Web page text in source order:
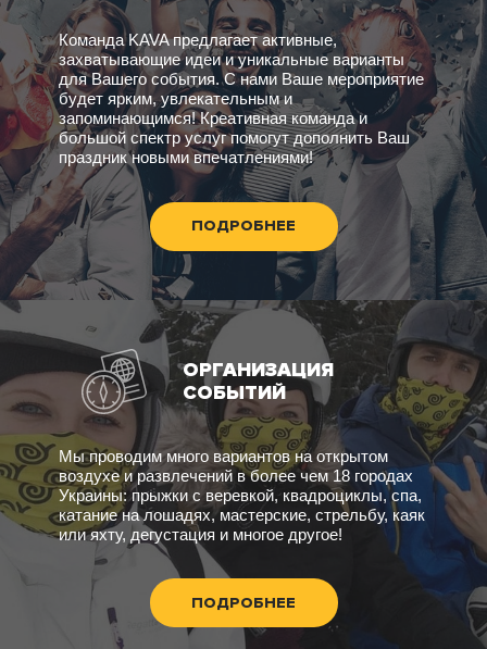
Команда KAVA предлагает активные,
захватывающие идеи и уникальные варианты
для Вашего события. С нами Ваше мероприятие
будет ярким, увлекательным и
запоминающимся! Креативная команда и
большой спектр услуг помогут дополнить Ваш
праздник новыми впечатлениями!
ПОДРОБНЕЕ
ОРГАНИЗАЦИЯ
СОБЫТИЙ
Мы проводим много вариантов на открытом
воздухе и развлечений в более чем 18 городах
Украины: прыжки с веревкой, квадроциклы, спа,
катание на лошадях, мастерские, стрельбу, каяк
или яхту, дегустация и многое другое!
ПОДРОБНЕЕ